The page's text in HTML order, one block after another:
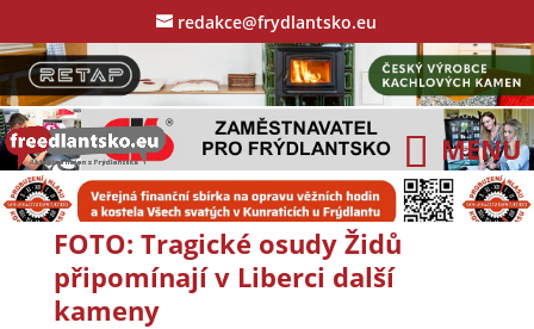
redakce@frydlantsko.eu
FOTO: Tragické osudy Židů
připomínají v Liberci další
kameny